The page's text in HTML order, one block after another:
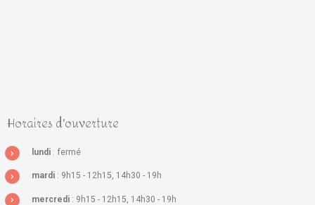
Horaires d'ouverture
lundi : fermé
mardi : 9h15 - 12h15, 14h30 - 19h
mercredi : 9h15 - 12h15, 14h30 - 19h